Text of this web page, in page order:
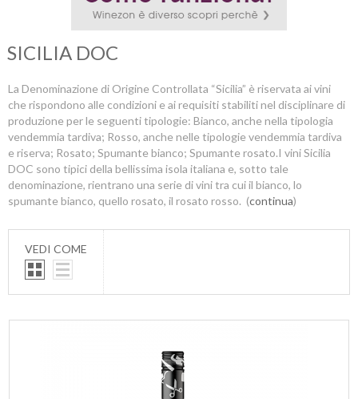
SICILIA DOC
La Denominazione di Origine Controllata “Sicilia” è riservata ai vini
che rispondono alle condizioni e ai requisiti stabiliti nel disciplinare di
produzione per le seguenti tipologie: Bianco, anche nella tipologia
vendemmia tardiva; Rosso, anche nelle tipologie vendemmia tardiva
e riserva; Rosato; Spumante bianco; Spumante rosato.I vini Sicilia
DOC sono tipici della bellissima isola italiana e, sotto tale
denominazione, rientrano una serie di vini tra cui il bianco, lo
spumante bianco, quello rosato, il rosato rosso. (continua)
VEDI COME